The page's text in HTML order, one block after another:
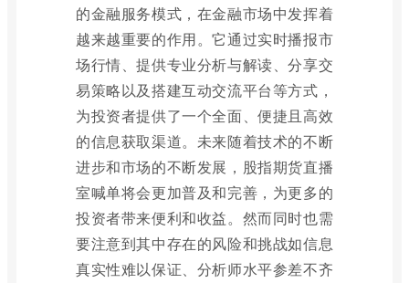
的金融服务模式，在金融市场中发挥着
越来越重要的作用。它通过实时播报市
场行情、提供专业分析与解读、分享交
易策略以及搭建互动交流平台等方式，
为投资者提供了一个全面、便捷且高效
的信息获取渠道。未来随着技术的不断
进步和市场的不断发展，股指期货直播
室喊单将会更加普及和完善，为更多的
投资者带来便利和收益。然而同时也需
要注意到其中存在的风险和挑战如信息
真实性难以保证、分析师水平参差不齐